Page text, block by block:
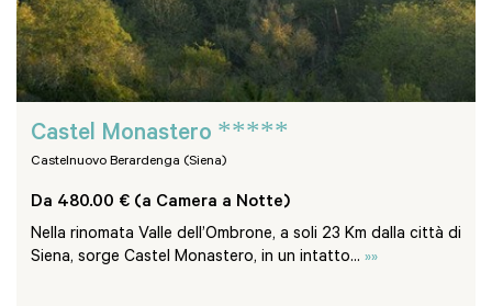
Castel Monastero *****
Castelnuovo Berardenga (Siena)
Da 480.00 € (a Camera a Notte)
Nella rinomata Valle dell’Ombrone, a soli 23 Km dalla città di
Siena, sorge Castel Monastero, in un intatto... »»